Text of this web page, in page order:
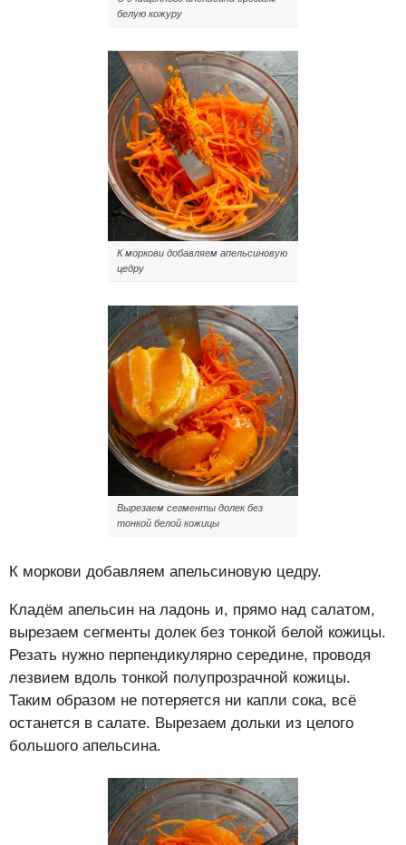
белую кожуру
К моркови добавляем апельсиновую
цедру
Вырезаем сегменты долек без
тонкой белой кожицы
К моркови добавляем апельсиновую цедру.
Кладём апельсин на ладонь и, прямо над салатом,
вырезаем сегменты долек без тонкой белой кожицы.
Резать нужно перпендикулярно середине, проводя
лезвием вдоль тонкой полупрозрачной кожицы.
Таким образом не потеряется ни капли сока, всё
останется в салате. Вырезаем дольки из целого
большого апельсина.